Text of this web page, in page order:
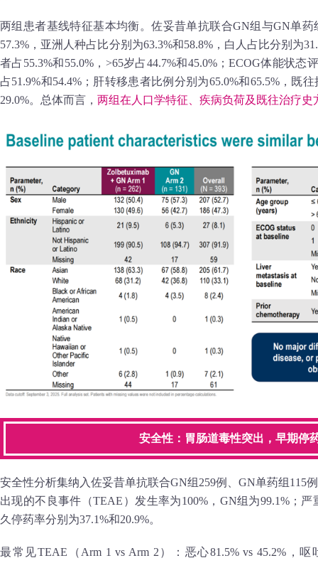
两组患者基线特征基本均衡。佐妥昔单抗联合GN组与GN单药
57.3%，亚洲人种占比分别为63.3%和58.8%，白人占比分别为
者占55.3%和55.0%，>65岁占44.7%和45.0%；ECOG体能状态
占51.9%和54.4%；肝转移患者比例分别为65.0%和65.5%，既
29.0%。总体而言， 两组在人口学特征、疾病负荷及既往治疗史
安全性：胃肠道毒性突出，早期停
安全性分析集纳入佐妥昔单抗联合GN组259例、GN单药组115
出现的不良事件（TEAE）发生率为100%，GN组为99.1%；严
久停药率分别为37.1%和20.9%。
最常见TEAE（Arm 1 vs Arm 2）：恶心81.5% vs 45.2%，呕